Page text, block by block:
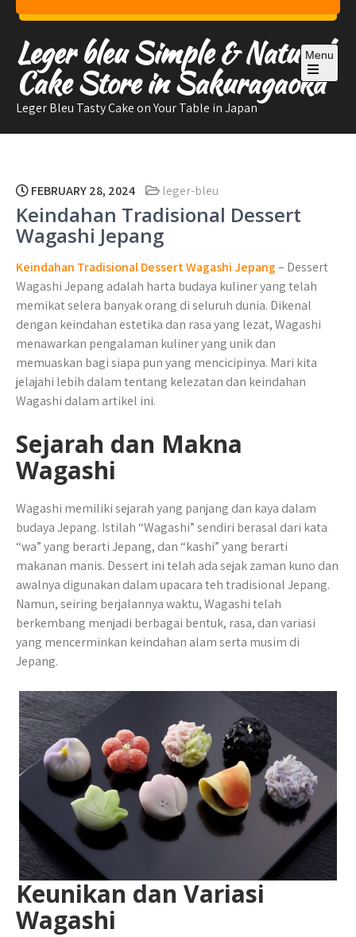
Skip
content
Leger bleu Simple & Natural
Cake Store in Sakuragaoka
Leger Bleu Tasty Cake on Your Table in Japan
Menu
Open
the
FEBRUARY 28, 2024 leger-bleu
Keindahan Tradisional Dessert
Wagashi Jepang
Keindahan Tradisional Dessert Wagashi Jepang– Dessert
Wagashi Jepang adalah harta budaya kuliner yang telah
memikat selera banyak orang di seluruh dunia. Dikenal
dengan keindahan estetika dan rasa yang lezat, Wagashi
menawarkan pengalaman kuliner yang unik dan
memuaskan bagi siapa pun yang mencicipinya. Mari kita
jelajahi lebih dalam tentang kelezatan dan keindahan
Wagashi dalam artikel ini.
Sejarah dan Makna
Wagashi
Wagashi memiliki sejarah yang panjang dan kaya dalam
budaya Jepang. Istilah “Wagashi” sendiri berasal dari kata
“wa” yang berarti Jepang, dan “kashi” yang berarti
makanan manis. Dessert ini telah ada sejak zaman kuno dan
awalnya digunakan dalam upacara teh tradisional Jepang.
Namun, seiring berjalannya waktu, Wagashi telah
berkembang menjadi berbagai bentuk, rasa, dan variasi
yang mencerminkan keindahan alam serta musim di
Jepang.
Keunikan dan Variasi
Wagashi